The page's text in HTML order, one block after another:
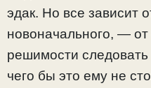
эдак. Но все зависит
новоначального, —
решимости
чего бы это ему не